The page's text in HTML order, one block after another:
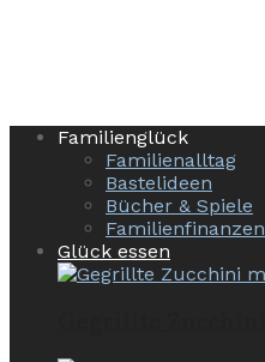
Familienglück
Familienalltag
Bastelideen
Bücher & Spiele
Familienfinanzen
Glück essen